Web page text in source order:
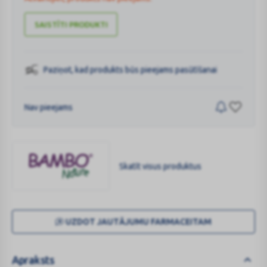
SAISTĪTI PRODUKTI
Paziņot, kad produkts būs pieejams pasūtīšanai
Nav pieejams
NATURE
Skatīt visus produktus
UZDOT JAUTĀJUMU FARMACEITAM
Apraksts